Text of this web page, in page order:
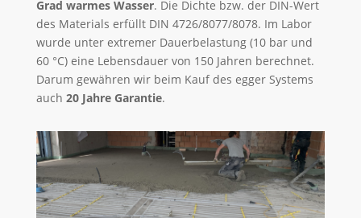
Grad warmes Wasser. Die Dichte bzw. der DIN-Wert
des Materials erfüllt DIN 4726/8077/8078. Im Labor
wurde unter extremer Dauerbelastung (10 bar und
60 °C) eine Lebensdauer von 150 Jahren berechnet.
Darum gewähren wir beim Kauf des egger Systems
auch 20 Jahre Garantie.